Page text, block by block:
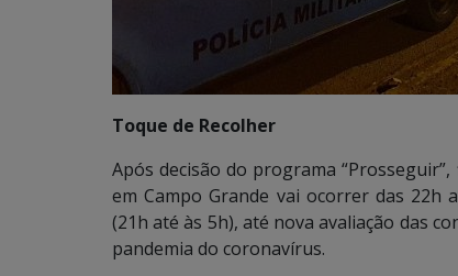
Toque de Recolher
Após decisão do programa
em Campo Grande vai ocorrer das
(21h até às 5h), até nova avaliação das
pandemia do coronavírus.